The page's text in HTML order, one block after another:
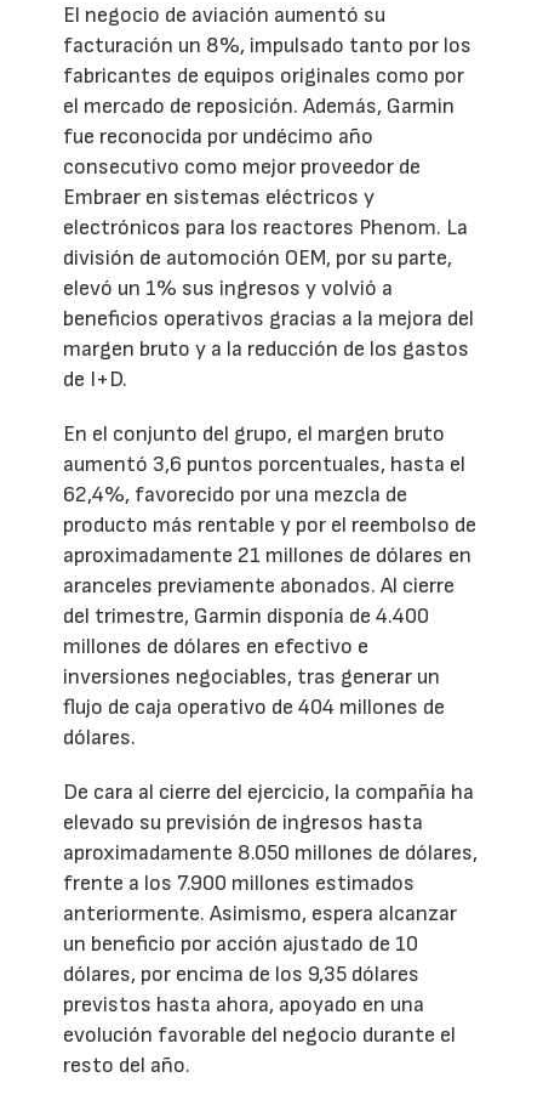
El negocio de aviación aumentó su
facturación un 8%, impulsado tanto por los
fabricantes de equipos originales como por
el mercado de reposición. Además, Garmin
fue reconocida por undécimo año
consecutivo como mejor proveedor de
Embraer en sistemas eléctricos y
electrónicos para los reactores Phenom. La
división de automoción OEM, por su parte,
elevó un 1% sus ingresos y volvió a
beneficios operativos gracias a la mejora del
margen bruto y a la reducción de los gastos
de I+D.
En el conjunto del grupo, el margen bruto
aumentó 3,6 puntos porcentuales, hasta el
62,4%, favorecido por una mezcla de
producto más rentable y por el reembolso de
aproximadamente 21 millones de dólares en
aranceles previamente abonados. Al cierre
del trimestre, Garmin disponía de 4.400
millones de dólares en efectivo e
inversiones negociables, tras generar un
flujo de caja operativo de 404 millones de
dólares.
De cara al cierre del ejercicio, la compañía ha
elevado su previsión de ingresos hasta
aproximadamente 8.050 millones de dólares,
frente a los 7.900 millones estimados
anteriormente. Asimismo, espera alcanzar
un beneficio por acción ajustado de 10
dólares, por encima de los 9,35 dólares
previstos hasta ahora, apoyado en una
evolución favorable del negocio durante el
resto del año.